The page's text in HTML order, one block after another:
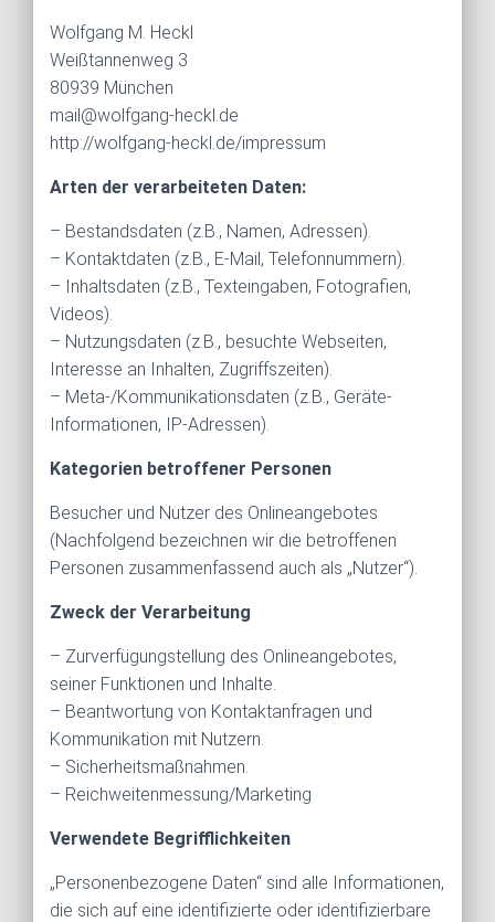
Wolfgang M. Heckl
Weißtannenweg 3
80939 München
mail@wolfgang-heckl.de
http://wolfgang-heckl.de/impressum
Arten der verarbeiteten Daten:
– Bestandsdaten (z.B., Namen, Adressen).
– Kontaktdaten (z.B., E-Mail, Telefonnummern).
– Inhaltsdaten (z.B., Texteingaben, Fotografien,
Videos).
– Nutzungsdaten (z.B., besuchte Webseiten,
Interesse an Inhalten, Zugriffszeiten).
– Meta-/Kommunikationsdaten (z.B., Geräte-
Informationen, IP-Adressen).
Kategorien betroffener Personen
Besucher und Nutzer des Onlineangebotes
(Nachfolgend bezeichnen wir die betroffenen
Personen zusammenfassend auch als „Nutzer“).
Zweck der Verarbeitung
– Zurverfügungstellung des Onlineangebotes,
seiner Funktionen und Inhalte.
– Beantwortung von Kontaktanfragen und
Kommunikation mit Nutzern.
– Sicherheitsmaßnahmen.
– Reichweitenmessung/Marketing
Verwendete Begrifflichkeiten
„Personenbezogene Daten“ sind alle Informationen,
die sich auf eine identifizierte oder identifizierbare